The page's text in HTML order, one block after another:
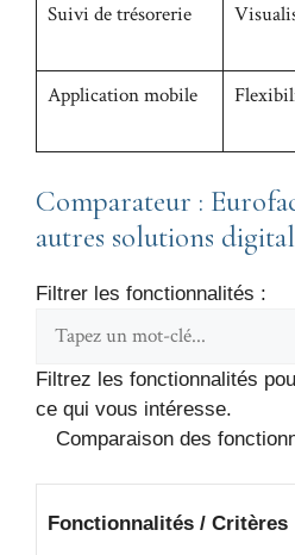
Suivi de trésorerie
Application mobile
Comparateur :
autres solutions
Filtrer les fonctionnalités :
Filtrez les fonctionnalités
ce qui vous intéresse.
Comparaison des
Fonctionnalités / Critères